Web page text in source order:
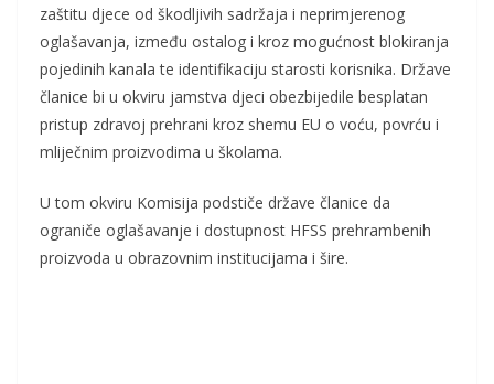
zaštitu djece od škodljivih sadržaja i neprimjerenog
oglašavanja, između ostalog i kroz mogućnost blokiranja
pojedinih kanala te identifikaciju starosti korisnika. Države
članice bi u okviru jamstva djeci obezbijedile besplatan
pristup zdravoj prehrani kroz shemu EU o voću, povrću i
mliječnim proizvodima u školama.
U tom okviru Komisija podstiče države članice da
ograniče oglašavanje i dostupnost HFSS prehrambenih
proizvoda u obrazovnim institucijama i šire.